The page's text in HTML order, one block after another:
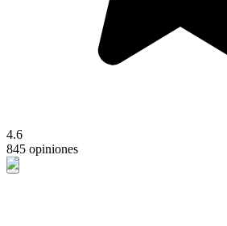
4.6
845 opiniones